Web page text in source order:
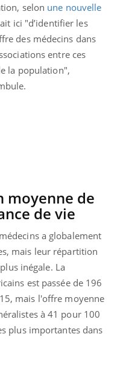
selon une nouvelle
ici "d’identifier les
des médecins dans
entre ces
la population",
moyenne de
de vie
a globalement
mais leur répartition
inégale. La
est passée de 196
mais l'offre moyenne
à 41 pour 100
plus importantes dans